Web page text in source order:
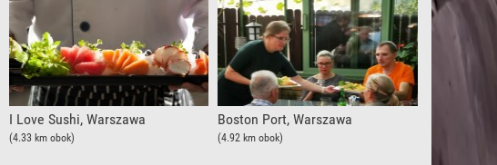
I Love Sushi, Warszawa
(4.33 km obok)
Boston Port, Warszawa
(4.92 km obok)